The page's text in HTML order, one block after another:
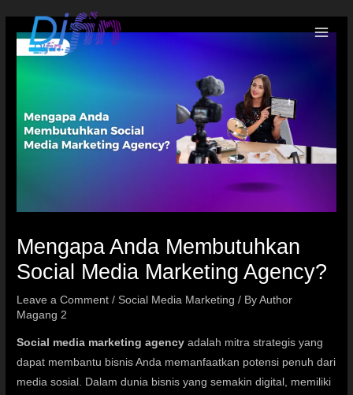
Mengapa Anda Membutuhkan
Social Media Marketing Agency?
Leave a Comment / Social Media Marketing / ByAuthor
Magang 2
Social media marketing agency adalah mitra strategis yang
dapat membantu bisnis Anda memanfaatkan potensi penuh dari
media sosial. Dalam dunia bisnis yang semakin digital, memiliki